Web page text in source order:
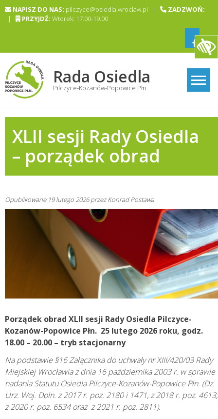
Skip NAPISZ DO NAS: pilczyce@osiedla.wroclaw.pl |
ZADZWOŃ:
|
PRZYJDŹ: Wtorek: 17.00-19.00
Rada Osiedla
Pilczyce-Kozanów-Popowice Płn.
XLII sesji Rady Osiedla
– porządek obrad
Opublikowane 19 lutego 2026przezKonrad Postawa
Porządek obrad XLII sesji Rady Osiedla Pilczyce-
Kozanów-Popowice Płn. 25 lutego 2026 roku, godz.
18.00 – 20.00 – tryb stacjonarny
Na podstawie §16 Załącznika do uchwały nr XIII/420/03 Rady
Miejskiej Wrocławia z dnia 16 października 2003 r. w sprawie
nadania Statutu Osiedla Pilczyce-Kozanów-Popowice Płn. (Dz.
Urz. Woj. Doln. z 2017 r. poz. 2180 i 1471, z 2018 r. poz. 4613,
z 2020 r. poz. 6534 oraz z 2021 r. poz. 2811).